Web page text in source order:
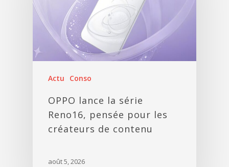
Actu Conso
OPPO lance la série
Reno16, pensée pour les
créateurs de contenu
août 5, 2026